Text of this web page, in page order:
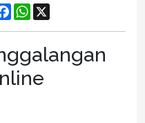
F
a
c
b
o
o
k
W
h
a
s
A
p
p